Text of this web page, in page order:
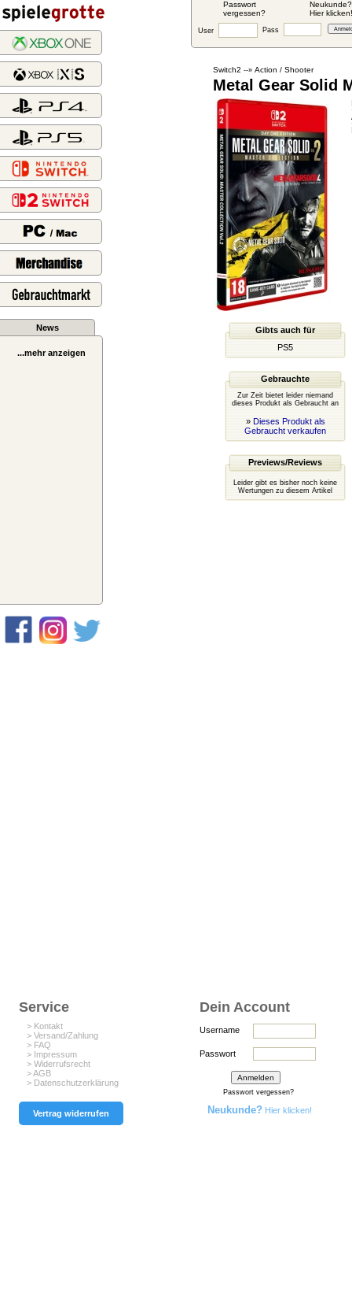
Passwort
vergessen?
Neukunde?
Hier klicken!
User Pass
News
...mehr anzeigen
Switch2 --» Action / Shooter
Metal Gear Solid
Gibts auch für
PS5
Gebrauchte
Zur Zeit bietet leider niemand
dieses Produkt als Gebraucht an
» Dieses Produkt als
Gebraucht verkaufen
Previews/Reviews
Leider gibt es bisher noch keine
Wertungen zu diesem Artikel
Service
> Kontakt
> Versand/Zahlung
> FAQ
> Impressum
> Widerrufsrecht
> AGB
> Datenschutzerklärung
Vertrag widerrufen
Dein Account
Username
Passwort
Passwort vergessen?
Neukunde? Hier klicken!